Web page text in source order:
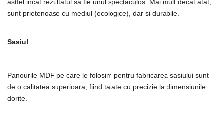
astfel incat rezultatul sa fie unul spectaculos. Mai mult decat atat,
sunt prietenoase cu mediul (ecologice), dar si durabile.
Sasiul
Panourile MDF pe care le folosim pentru fabricarea sasiului sunt
de o calitatea superioara, fiind taiate cu precizie la dimensiunile
dorite.